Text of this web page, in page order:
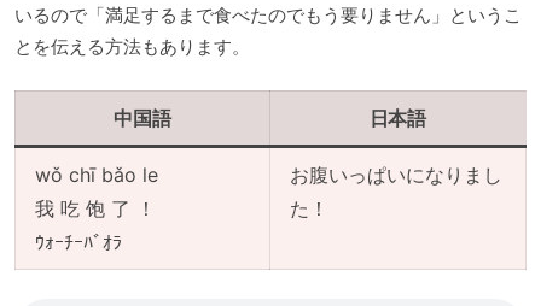
いるので「満足するまで食べたのでもう要りません」というこ
とを伝える方法もあります。
中国語 日本語
wǒ chī bǎo le
我 吃 饱 了 ！
ｳｫｰﾁｰﾊﾞｵﾗ
お腹いっぱいになりまし
た！